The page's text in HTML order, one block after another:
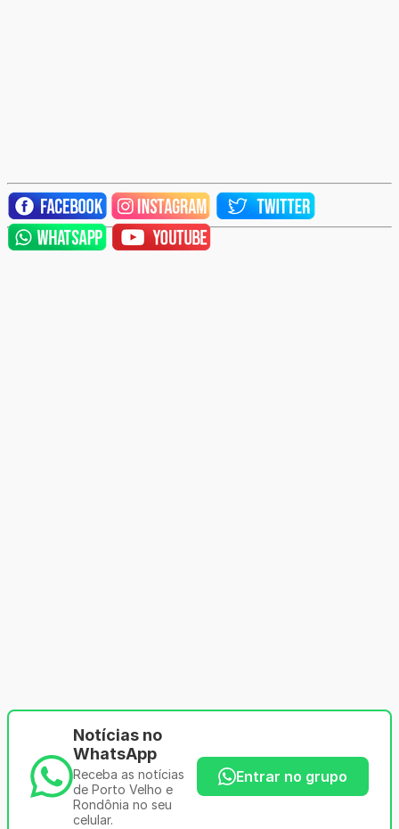
Notícias no
WhatsApp
Receba as notícias
de Porto Velho e
Rondônia no seu
celular.
Entrar no grupo